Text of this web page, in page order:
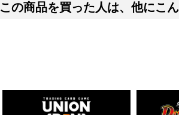
この商品を買った人は、他にこ